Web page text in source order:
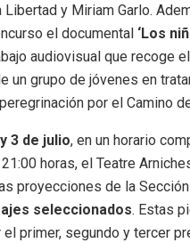
Libertad y Miriam Garlo.
el documental ‘Los
audiovisual que recoge
un grupo de jóvenes en
por el Camino
3 de julio, en un horario
horas, el Teatre
proyecciones de la
seleccionados. Estas
primer, segundo y tercer